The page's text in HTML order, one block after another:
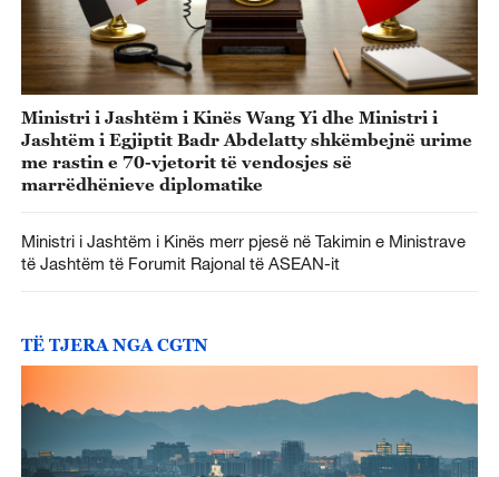
Ministri i Jashtëm i Kinës Wang Yi dhe Ministri i
Jashtëm i Egjiptit Badr Abdelatty shkëmbejnë urime
me rastin e 70-vjetorit të vendosjes së
marrëdhënieve diplomatike
Ministri i Jashtëm i Kinës merr pjesë në Takimin e Ministrave
të Jashtëm të Forumit Rajonal të ASEAN-it
TË TJERA NGA CGTN